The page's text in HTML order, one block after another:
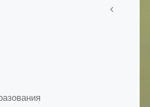
ресуры